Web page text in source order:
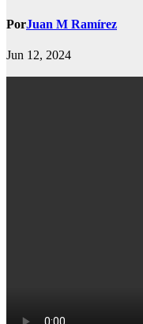
PorJuan M Ramírez
Jun 12, 2024